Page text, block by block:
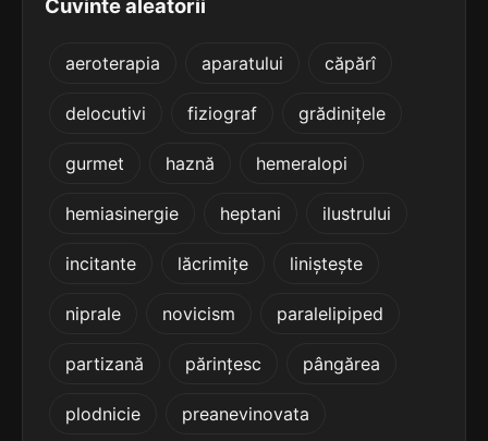
terminație: eranțe
terminație: beranțe
Franțe
recalcitranțe
Cuvinte aleatorii
aeroterapia aparatului căpărî
delocutivi fiziograf grădinițele
gurmet haznă hemeralopi
hemiasinergie heptani ilustrului
incitante lăcrimițe liniștește
niprale novicism paralelipiped
partizană părințesc pângărea
plodnicie preanevinovata